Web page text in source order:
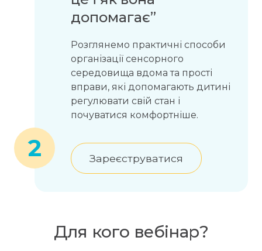
допомагає”
Розглянемо практичні способи
організації сенсорного
середовища вдома та прості
вправи, які допомагають дитині
регулювати свій стан і
почуватися комфортніше.
Зареєструватися
2
Для кого вебінар?